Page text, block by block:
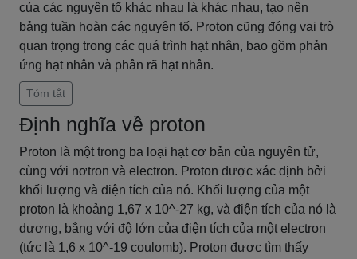
của các nguyên tố khác nhau là khác nhau, tạo nên
bảng tuần hoàn các nguyên tố. Proton cũng đóng vai trò
quan trọng trong các quá trình hạt nhân, bao gồm phản
ứng hạt nhân và phân rã hạt nhân.
Tóm tắt
Định nghĩa về proton
Proton là một trong ba loại hạt cơ bản của nguyên tử,
cùng với nơtron và electron. Proton được xác định bởi
khối lượng và điện tích của nó. Khối lượng của một
proton là khoảng 1,67 x 10^-27 kg, và điện tích của nó là
dương, bằng với độ lớn của điện tích của một electron
(tức là 1,6 x 10^-19 coulomb). Proton được tìm thấy